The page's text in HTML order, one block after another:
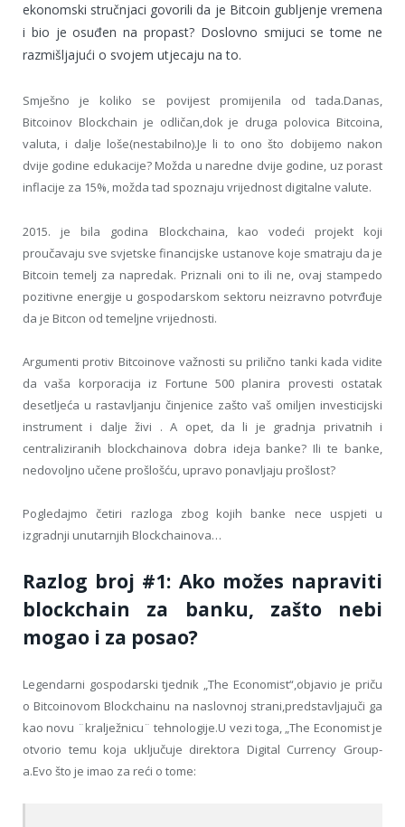
ekonomski stručnjaci govorili da je Bitcoin gubljenje vremena
i bio je osuđen na propast? Doslovno smijuci se tome ne
razmišljajući o svojem utjecaju na to.
Smješno je koliko se povijest promijenila od tada.Danas,
Bitcoinov Blockchain je odličan,dok je druga polovica Bitcoina,
valuta, i dalje loše(nestabilno).Je li to ono što dobijemo nakon
dvije godine edukacije? Možda u naredne dvije godine, uz porast
inflacije za 15%, možda tad spoznaju vrijednost digitalne valute.
2015. je bila godina Blockchaina, kao vodeći projekt koji
proučavaju sve svjetske financijske ustanove koje smatraju da je
Bitcoin temelj za napredak. Priznali oni to ili ne, ovaj stampedo
pozitivne energije u gospodarskom sektoru neizravno potvrđuje
da je Bitcon od temeljne vrijednosti.
Argumenti protiv Bitcoinove važnosti su prilično tanki kada vidite
da vaša korporacija iz Fortune 500 planira provesti ostatak
desetljeća u rastavljanju činjenice zašto vaš omiljen investicijski
instrument i dalje živi . A opet, da li je gradnja privatnih i
centraliziranih blockchainova dobra ideja banke? Ili te banke,
nedovoljno učene prošlošću, upravo ponavljaju prošlost?
Pogledajmo četiri razloga zbog kojih banke nece uspjeti u
izgradnji unutarnjih Blockchainova…
Razlog broj #1: Ako možes napraviti
blockchain za banku, zašto nebi
mogao i za posao?
Legendarni gospodarski tjednik „The Economist“,objavio je priču
o Bitcoinovom Blockchainu na naslovnoj strani,predstavljajuči ga
kao novu ¨kralježnicu¨ tehnologije.U vezi toga, „The Economist je
otvorio temu koja uključuje direktora Digital Currency Group-
a.Evo što je imao za reći o tome: